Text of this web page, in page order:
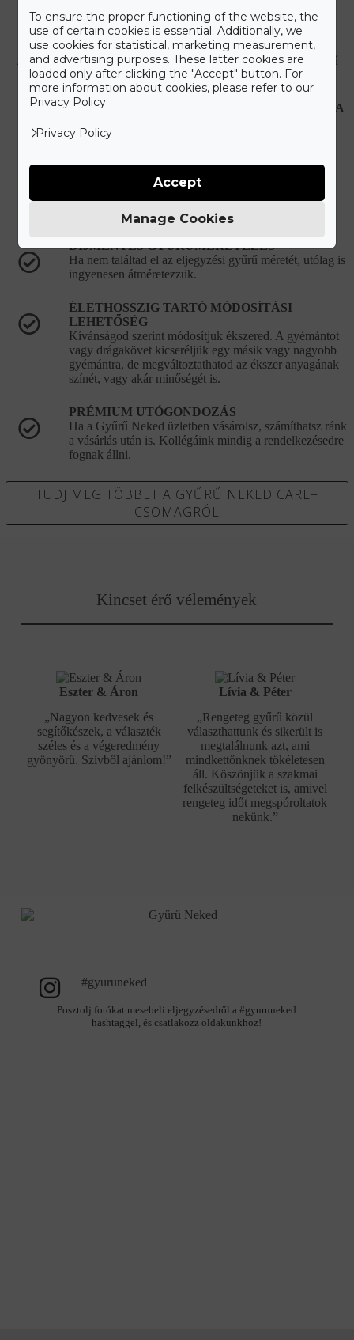
Ismerd meg a Gyűrű Neked
Care+ csomagot
A maximális kényelmet szem előtt tartva állítottuk össze a Gyűrű
Neked Care+ csomagot, melyet alább olvashat.
HIBÁS, VAGY SÉRÜLT ÉKSZEREK JAVÍTÁSA
mi álljuk a javítási és szállítási költségeket.
Ékszered eredeti csillogását bármikor ingyenesen
visszaállítjuk a vásárlást követően.
DÍJMENTES GYŰRŰMÉRETEZÉS
Ha nem találtad el az eljegyzési gyűrű méretét, utólag is
ingyenesen átméretezzük.
ÉLETHOSSZIG TARTÓ MÓDOSÍTÁSI
LEHETŐSÉG
Kívánságod szerint módosítjuk ékszered. A gyémántot
vagy drágakövet kicseréljük egy másik vagy nagyobb
gyémántra, de megváltoztathatod az ékszer anyagának
színét, vagy akár minőségét is.
PRÉMIUM UTÓGONDOZÁS
Ha a Gyűrű Neked üzletben vásárolsz, számíthatsz ránk
a vásárlás után is. Kollégáink mindig a rendelkezésedre
fognak állni.
TUDJ MEG TÖBBET A GYŰRŰ NEKED CARE+
CSOMAGRÓL
Kincset érő vélemények
Eszter & Áron
„Nagyon kedvesek és
segítőkészek, a választék
széles és a végeredmény
gyönyörű. Szívből ajánlom!”
Lívia & Péter
„Rengeteg gyűrű közül
választhattunk és sikerült is
megtalálnunk azt, ami
mindkettőnknek tökéletesen
áll. Köszönjük a szakmai
felkészültségeteket is, amivel
rengeteg időt megspóroltatok
nekünk.”
#gyuruneked
Posztolj fotókat mesebeli eljegyzésedről a #gyuruneked
hashtaggel, és csatlakozz oldakunkhoz!
To ensure the proper functioning of the website, the
use of certain cookies is essential. Additionally, we
use cookies for statistical, marketing measurement,
and advertising purposes. These latter cookies are
loaded only after clicking the "Accept" button. For
more information about cookies, please refer to our
Privacy Policy.
Privacy Policy
Manage Cookies
Accept